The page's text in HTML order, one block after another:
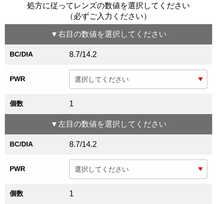
処方に従ってレンズの数値を選択してください
（必ずご入力ください）
▼右目 の数値を選択してください
BC/DIA 8.7/14.2
PWR
個数 1
▼ 左目 の数値を選択してください
BC/DIA 8.7/14.2
PWR
個数 1